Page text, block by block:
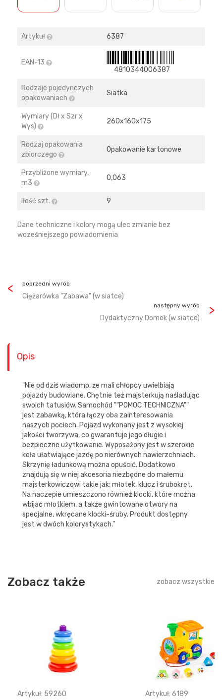
Artykuł 6387
EAN-13
4810344006387
Rodzaje pojedynczych
opakowaniach
Siatka
Wymiary (Dł x Szr x
Wys)
260х160х175
Rodzaj opakowania
zbiorczego
Opakowanie kartonowe
Przybliżone wymiary,
m3
0,063
Iłość szt. 9
Dane techniczne i kolory mogą ulec zmianie bez
wcześniejszego powiadomienia
poprzedni wyrób
Ciężarówka "Zabawa" (w siatce)
następny wyrób
Dydaktyczny Domek (w siatce)
Opis
"Nie od dziś wiadomo, że mali chłopcy uwielbiają
pojazdy budowlane. Chętnie też majsterkują naśladując
swoich tatusiów. Samochód ""POMOC TECHNICZNA""
jest zabawką, która łączy oba zainteresowania
naszych pociech. Pojazd wykonany jest z wysokiej
jakości tworzywa, co gwarantuje jego długie i
bezpieczne użytkowanie. Wyposażony jest w szerokie
koła ułatwiające jazdę po nierównych nawierzchniach.
Skrzynię ładunkową można opuścić. Dodatkowo
znajdują się w niej akcesoria niezbędne do małemu
majsterkowiczowi takie jak: młotek, klucz i śrubokręt.
Na naczepie umieszczono również klocki, które można
wbijać młotkiem, a także gwintowane otwory na
specjalne, wkręcane klocki-śruby. Produkt dostępny
jest w dwóch kolorystykach."
Zobacz także zobacz wszystkie
Artykuł: 59260
Artykuł: 6189